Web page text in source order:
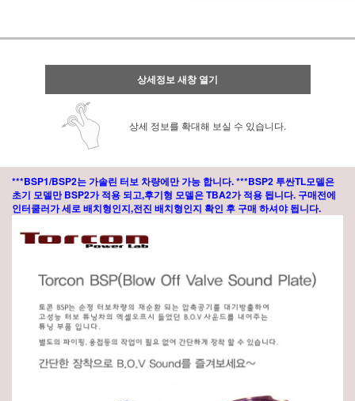
상세정보 새창 열기
상세 정보를 확대해 보실 수 있습니다.
***BSP1/BSP2는 가솔린 터보 차량에만 가능 합니다. ***BSP2 투싼TL모델은
초기 모델만 BSP2가 적용 되고,후기형 모델은 TBA2가 적용 됩니다. 구매전에
인터쿨러가 세로 배치형인지,전진 배치형인지 확인 후 구매 하셔야 됩니다.